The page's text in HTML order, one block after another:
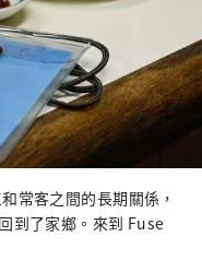
常客之間的長期關係，
到了家鄉。來到 Fuse